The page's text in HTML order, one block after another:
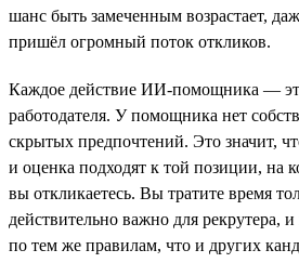
шанс быть замеченным возрастает,
пришёл огромный поток откликов.
Каждое действие ИИ-помощника —
работодателя. У помощника нет
скрытых предпочтений. Это значит,
и оценка подходят к той позиции, на
вы откликаетесь. Вы тратите время
действительно важно для рекрутера,
по тем же правилам, что и других